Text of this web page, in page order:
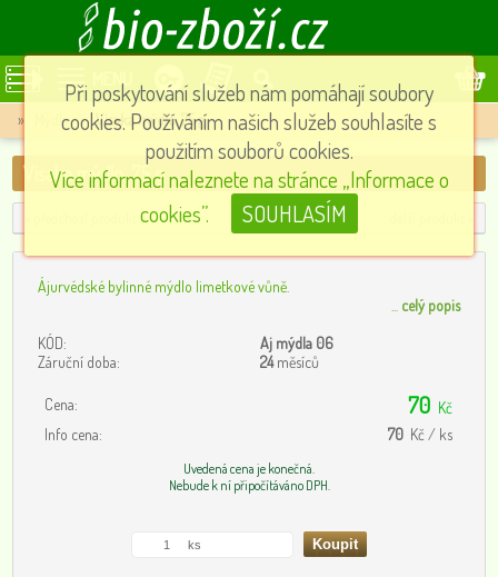
MENU
» Mýdla » Visaka mýdlo, 75 g
Visaka mýdlo, 75 g
Ájurvédské bylinné mýdlo limetkové vůně.
celý popis
KÓD:
Aj mýdla 06
Záruční doba:
24měsíců
Cena: 70 Kč
Info cena:
70 Kč / ks
Uvedená cena je konečná.
Nebude k ní připočítáváno DPH.
Při poskytování služeb nám pomáhají soubory
cookies. Používáním našich služeb souhlasíte s
použitím souborů cookies.
Více informací naleznete na stránce „Informace o
cookies”.
SOUHLASÍM